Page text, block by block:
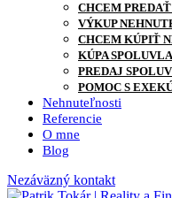
CHCEM
VÝKUP
CHCEM KÚPIŤ
KÚPA
PREDAJ
POMOC S
Nehnuteľnosti
Referencie
O mne
Blog
Nezáväzný kontakt